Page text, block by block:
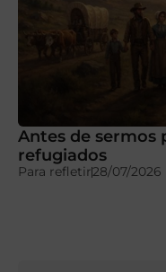
Antes de sermos
refugiados
Para refletir28/07/2026